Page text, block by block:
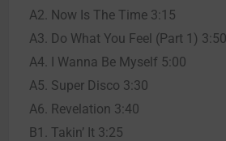
A2. Now Is The Time 3:15
A3. Do What You Feel (Part 1) 3:50
A4. I Wanna Be Myself 5:00
A5. Super Disco 3:30
A6. Revelation 3:40
B1. Takin’ It 3:25